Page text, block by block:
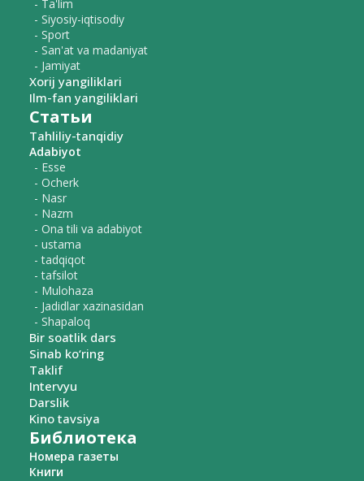
- Ta'lim
- Siyosiy-iqtisodiy
- Sport
- San'at va madaniyat
- Jamiyat
Xorij yangiliklari
Ilm-fan yangiliklari
Статьи
Tahliliy-tanqidiy
Adabiyot
- Esse
- Ocherk
- Nasr
- Nazm
- Ona tili va adabiyot
- ustama
- tadqiqot
- tafsilot
- Mulohaza
- Jadidlar xazinasidan
- Shapaloq
Bir soatlik dars
Sinab ko‘ring
Taklif
Intervyu
Darslik
Kino tavsiya
Библиотека
Номера газеты
Книги